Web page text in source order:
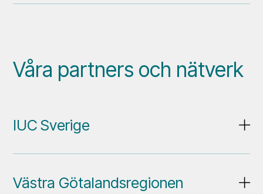
Våra partners och nätverk
IUC Sverige
Västra Götalandsregionen